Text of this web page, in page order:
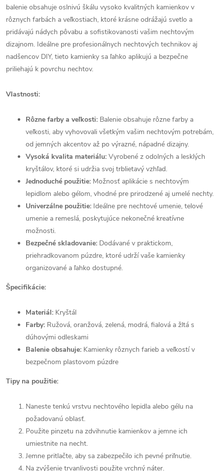
balenie obsahuje oslnivú škálu vysoko kvalitných kamienkov v
rôznych farbách a veľkostiach, ktoré krásne odrážajú svetlo a
pridávajú nádych pôvabu a sofistikovanosti vašim nechtovým
dizajnom. Ideálne pre profesionálnych nechtových technikov aj
nadšencov DIY, tieto kamienky sa ľahko aplikujú a bezpečne
priliehajú k povrchu nechtov.
Vlastnosti:
Rôzne farby a veľkosti: Balenie obsahuje rôzne farby a
veľkosti, aby vyhovovali všetkým vašim nechtovým potrebám,
od jemných akcentov až po výrazné, nápadné dizajny.
Vysoká kvalita materiálu: Vyrobené z odolných a lesklých
kryštálov, ktoré si udržia svoj trblietavý vzhľad.
Jednoduché použitie: Možnosť aplikácie s nechtovým
lepidlom alebo gélom, vhodné pre prirodzené aj umelé nechty.
Univerzálne použitie: Ideálne pre nechtové umenie, telové
umenie a remeslá, poskytujúce nekonečné kreatívne
možnosti.
Bezpečné skladovanie: Dodávané v praktickom,
priehradkovanom púzdre, ktoré udrží vaše kamienky
organizované a ľahko dostupné.
Špecifikácie:
Materiál: Kryštál
Farby: Ružová, oranžová, zelená, modrá, fialová a žltá s
dúhovými odleskami
Balenie obsahuje: Kamienky rôznych farieb a veľkostí v
bezpečnom plastovom púzdre
Tipy na použitie:
Naneste tenkú vrstvu nechtového lepidla alebo gélu na
požadovanú oblasť.
Použite pinzetu na zdvihnutie kamienkov a jemne ich
umiestnite na necht.
Jemne pritlačte, aby sa zabezpečilo ich pevné priľnutie.
Na zvýšenie trvanlivosti použite vrchný náter.